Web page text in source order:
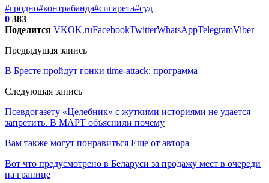
#гродно#контрабанда#сигарета#суд
0 383
Поделится VKOK.ruFacebookTwitterWhatsAppTelegramViber
Предыдущая запись
В Бресте пройдут гонки time-attack: программа
Следующая запись
Псевдогазету «Целебник» с жуткими историями не удается
запретить. В МАРТ объяснили почему
Вам также могут понравиться Еще от автора
Вот что предусмотрено в Беларуси за продажу мест в очереди
на границе